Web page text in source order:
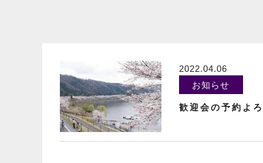
2022.04.06
お知らせ
歓迎会の予約よ